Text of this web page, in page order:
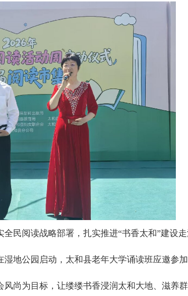
阅读战略部署，扎实推进“书香太和”建设走
地公园启动，太和县老年大学诵读班应邀参加
为目标，让缕缕书香浸润太和大地、滋养